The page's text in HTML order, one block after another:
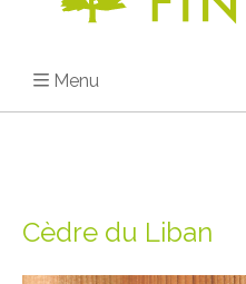
Menu
Cèdre du Liban